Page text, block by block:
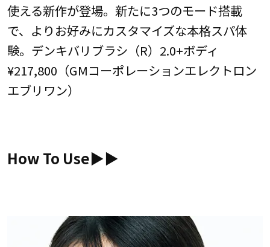
使える新作が登場。新たに3つのモード搭載
で、よりお好みにカスタマイズな本格スパ体
験。デンキバリブラシ（R）2.0+ボディ
¥217,800（GMコーポレーションエレクトロン
エブリワン）
How To Use▶︎▶︎